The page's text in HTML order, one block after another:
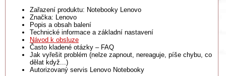
Zařazení produktu: Notebooky Lenovo
Značka: Lenovo
Popis a obsah balení
Technické informace a základní nastavení
Návod k obsluze
Často kladené otázky – FAQ
Jak vyřešit problém (nelze zapnout, nereaguje, píše chybu, co
dělat když...)
Autorizovaný servis Lenovo Notebooky